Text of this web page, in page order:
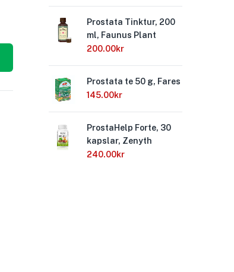
Prostata Tinktur, 200
ml, Faunus Plant
200.00kr
Prostata te 50 g, Fares
145.00kr
ProstaHelp Forte, 30
kapslar, Zenyth
240.00kr